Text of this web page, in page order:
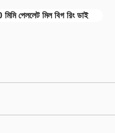
পেললেট মিল বিগ রিং ডাই